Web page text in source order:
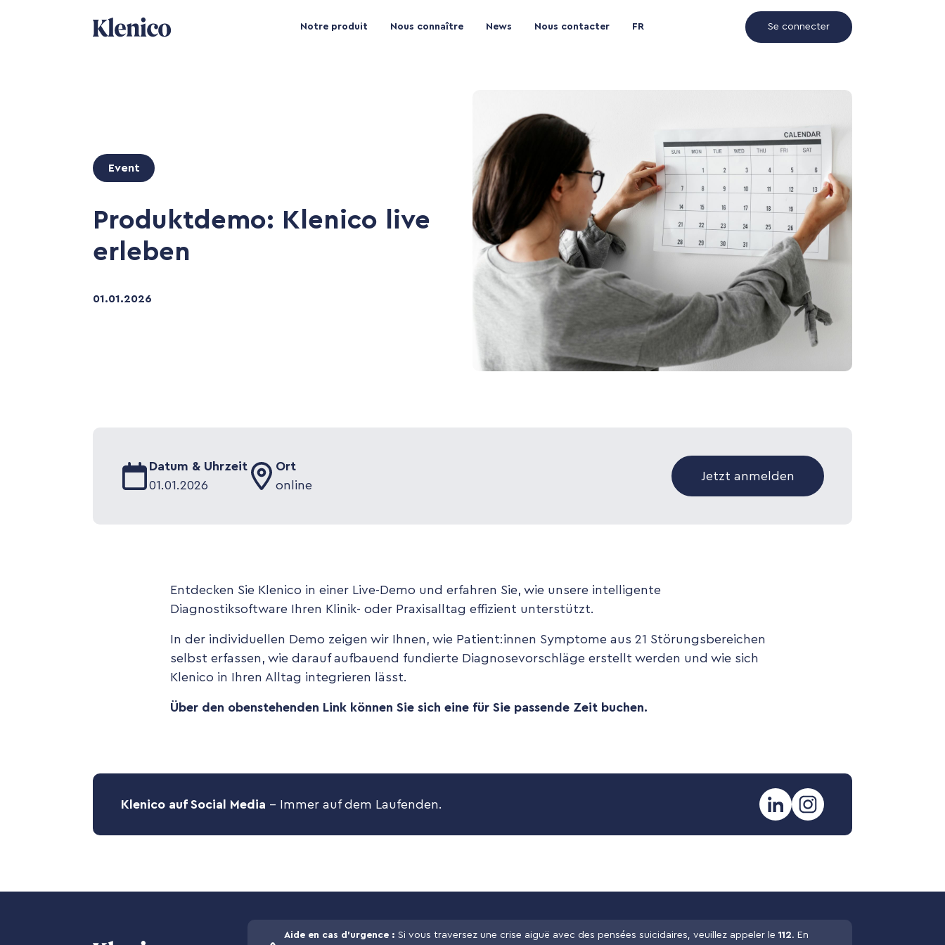
Notre produit Nous connaître News Nous contacter FR Se connecter
Event
Produktdemo: Klenico live
erleben
01.01.2026
Datum & Uhrzeit
01.01.2026
Ort
online
Jetzt anmelden
Entdecken Sie Klenico in einer Live-Demo und erfahren Sie, wie unsere intelligente
Diagnostiksoftware Ihren Klinik- oder Praxisalltag effizient unterstützt.
In der individuellen Demo zeigen wir Ihnen, wie Patient:innen Symptome aus 21 Störungsbereichen
selbst erfassen, wie darauf aufbauend fundierte Diagnosevorschläge erstellt werden und wie sich
Klenico in Ihren Alltag integrieren lässt.
Über den obenstehenden Link können Sie sich eine für Sie passende Zeit buchen.
Klenico auf Social Media – Immer auf dem Laufenden.
Aide en cas d’urgence : Si vous traversez une crise aiguë avec des pensées suicidaires, veuillez appeler le 112. En